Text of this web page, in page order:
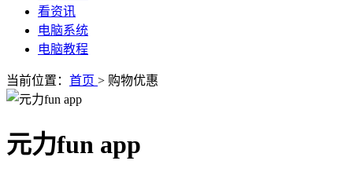
看资讯
电脑系统
电脑教程
当前位置： 首页 > 购物优惠
元力fun app